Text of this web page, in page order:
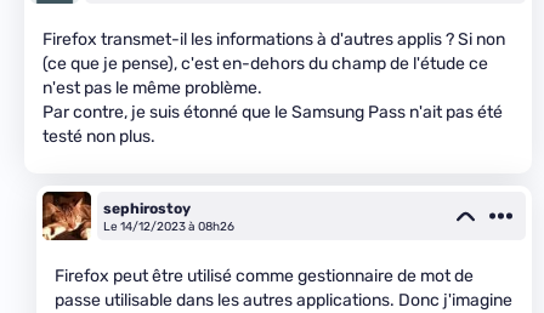
Firefox transmet-il les informations à d'autres applis ? Si non
(ce que je pense), c'est en-dehors du champ de l'étude ce
n'est pas le même problème.
Par contre, je suis étonné que le Samsung Pass n'ait pas été
testé non plus.
sephirostoy
Le 14/12/2023 à 08h26
Firefox peut être utilisé comme gestionnaire de mot de
passe utilisable dans les autres applications. Donc j'imagine